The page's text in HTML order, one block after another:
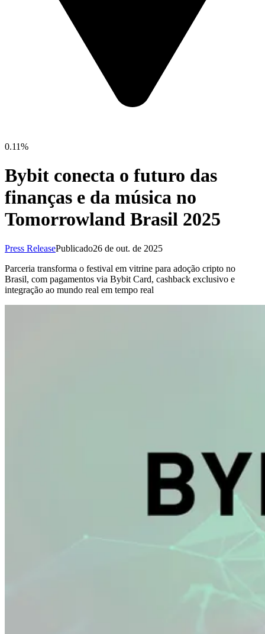
0.11%
Bybit conecta o futuro das
finanças e da música no
Tomorrowland Brasil 2025
Press ReleasePublicado26 de out. de 2025
Parceria transforma o festival em vitrine para adoção cripto no
Brasil, com pagamentos via Bybit Card, cashback exclusivo e
integração ao mundo real em tempo real